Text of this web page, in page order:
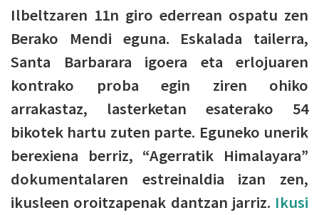
Ilbeltzaren 11n giro ederrean ospatu zen
Berako Mendi eguna. Eskalada tailerra,
Santa Barbarara igoera eta erlojuaren
kontrako proba egin ziren ohiko
arrakastaz, lasterketan esaterako 54
bikotek hartu zuten parte. Eguneko unerik
berexiena berriz, “Agerratik Himalayara”
dokumentalaren estreinaldia izan zen,
ikusleen oroitzapenak dantzan jarriz. Ikusi